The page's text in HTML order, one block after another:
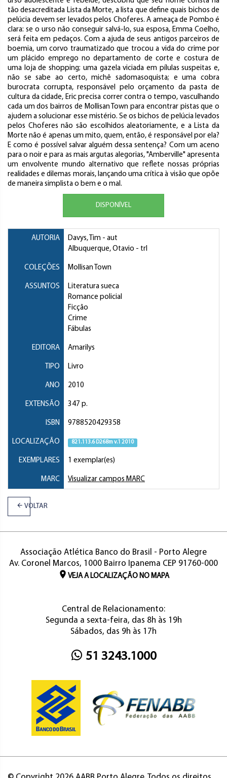
tão desacreditada Lista da Morte, a lista que define quais bichos de
pelúcia devem ser levados pelos Choferes. A ameaça de Pombo é
clara: se o urso não conseguir salvá-lo, sua esposa, Emma Coelho,
será feita em pedaços. Com a ajuda de seus antigos parceiros de
boemia, um corvo traumatizado que trocou a vida do crime por
um plácido emprego no departamento de corte e costura de
uma loja de shopping; uma gazela viciada em pílulas suspeitas e,
não se sabe ao certo, michê sadomasoquista; e uma cobra
burocrata corrupta, responsável pelo orçamento da pasta de
cultura da cidade, Eric precisa correr contra o tempo, vasculhando
cada um dos bairros de Mollisan Town para encontrar pistas que o
ajudem a solucionar esse mistério. Se os bichos de pelúcia levados
pelos Choferes não são escolhidos aleatoriamente, e a Lista da
Morte não é apenas um mito, quem, então, é responsável por ela?
E como é possível salvar alguém dessa sentença? Com um aceno
para o noir e para as mais argutas alegorias, "Amberville" apresenta
um envolvente mundo alternativo que reflete nossas próprias
realidades e dilemas morais, lançando uma crítica à visão que opõe
de maneira simplista o bem e o mal.
DISPONÍVEL
AUTORIA Davys, Tim - aut
Albuquerque, Otavio - trl
COLEÇÕES Mollisan Town
ASSUNTOS
Literatura sueca
Romance policial
Ficção
Crime
Fábulas
EDITORA Amarilys
TIPO Livro
ANO 2010
EXTENSÃO 347 p.
ISBN 9788520429358
LOCALIZAÇÃO 821.113.6 D268m v.1 2010
EXEMPLARES 1 exemplar(es)
MARC Visualizar campos MARC
VOLTAR
Associação Atlética Banco do Brasil - Porto Alegre
Av. Coronel Marcos, 1000 Bairro Ipanema CEP 91760-000
VEJA A LOCALIZAÇÃO NO MAPA
Central de Relacionamento:
Segunda a sexta-feira, das 8h às 19h
Sábados, das 9h às 17h
51 3243.1000